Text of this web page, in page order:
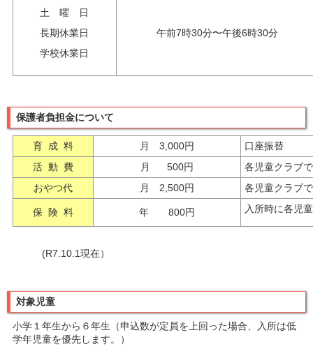
土 曜 日
長期休業日
学校休業日
午前7時30分〜午後6時30分
保護者負担金について
育 成 料 月 3,000円
口座振替
活 動 費
月 500円
各児童クラブ
おやつ代
月 2,500円 各児童クラブ
保 険 料 年 800円 入所時に各児
(R7.10.1現在）
対象児童
小学１年生から６年生（申込数が定員を上回った場合、入所は低
学年児童を優先します。）